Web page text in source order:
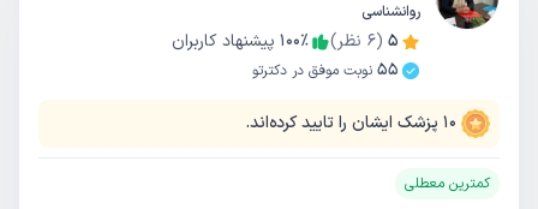
روانشناسی
5
(
6 نظر) 100٪
پیشنهاد کاربران
55 نوبت موفق در دکترتو
10 پزشک ایشان را تایید کرده‌اند.
کمترین معطلی